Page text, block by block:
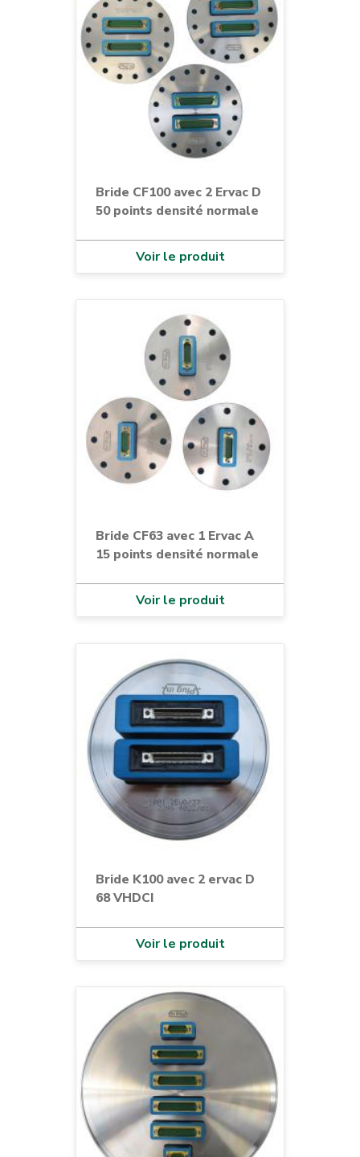
Bride CF100 avec 2 Ervac D
50 points densité normale
Voir le produit
Bride CF63 avec 1 Ervac A
15 points densité normale
Voir le produit
Bride K100 avec 2 ervac D
68 VHDCI
Voir le produit